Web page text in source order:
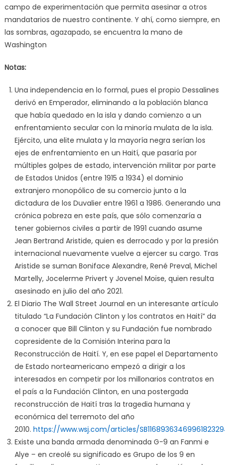
campo de experimentación que permita asesinar a otros
mandatarios de nuestro continente. Y ahí, como siempre, en
las sombras, agazapado, se encuentra la mano de
Washington
Notas:
Una independencia en lo formal, pues el propio Dessalines
derivó en Emperador, eliminando a la población blanca
que había quedado en la isla y dando comienzo a un
enfrentamiento secular con la minoría mulata de la isla.
Ejército, una elite mulata y la mayoría negra serían los
ejes de enfrentamiento en un Haití, que pasaría por
múltiples golpes de estado, intervención militar por parte
de Estados Unidos (entre 1915 a 1934) el dominio
extranjero monopólico de su comercio junto a la
dictadura de los Duvalier entre 1961 a 1986. Generando una
crónica pobreza en este país, que sólo comenzaría a
tener gobiernos civiles a partir de 1991 cuando asume
Jean Bertrand Aristide, quien es derrocado y por la presión
internacional nuevamente vuelve a ejercer su cargo. Tras
Aristide se suman Boniface Alexandre, René Preval, Michel
Martelly, Jocelerme Privert y Jovenel Moïse, quien resulta
asesinado en julio del año 2021.
El Diario The Wall Street Journal en un interesante artículo
titulado “La Fundación Clinton y los contratos en Haití” da
a conocer que Bill Clinton y su Fundación fue nombrado
copresidente de la Comisión Interina para la
Reconstrucción de Haití. Y, en ese papel el Departamento
de Estado norteamericano empezó a dirigir a los
interesados en competir por los millonarios contratos en
el país a la Fundación Clinton, en una postergada
reconstrucción de Haití tras la tragedia humana y
económica del terremoto del año
2010. https://www.wsj.com/articles/
Existe una banda armada denominada G-9 an Fanmi e
Alye – en creolé su significado es Grupo de los 9 en